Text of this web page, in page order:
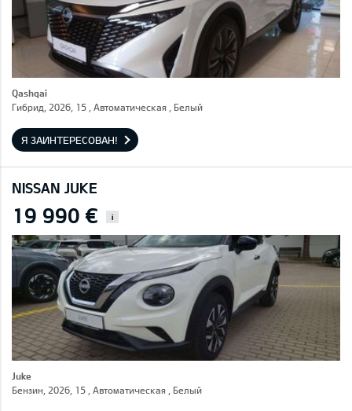
Qashqai
Гибрид, 2026, 15 , Автоматическая , Белый
Я ЗАИНТЕРЕСОВАН!
NISSAN JUKE
19 990 € i
Juke
Бензин, 2026, 15 , Автоматическая , Белый